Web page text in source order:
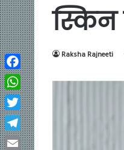
स्किन
Raksha Rajneeti
Facebook
WhatsApp
Twitter
Telegram